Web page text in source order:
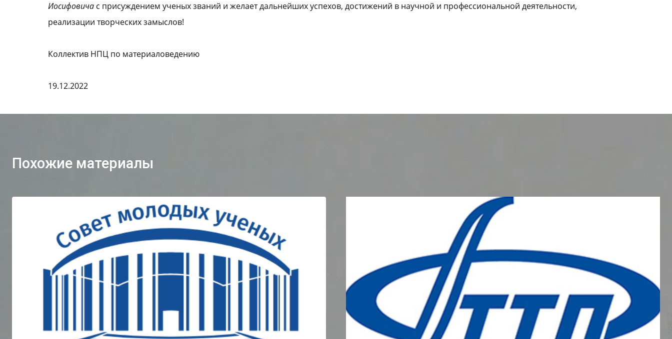
Иосифовича с присуждением ученых званий и желает дальнейших успехов, достижений в научной и профессиональной деятельности,
реализации творческих замыслов!
Коллектив НПЦ по материаловедению
19.12.2022
Похожие материалы